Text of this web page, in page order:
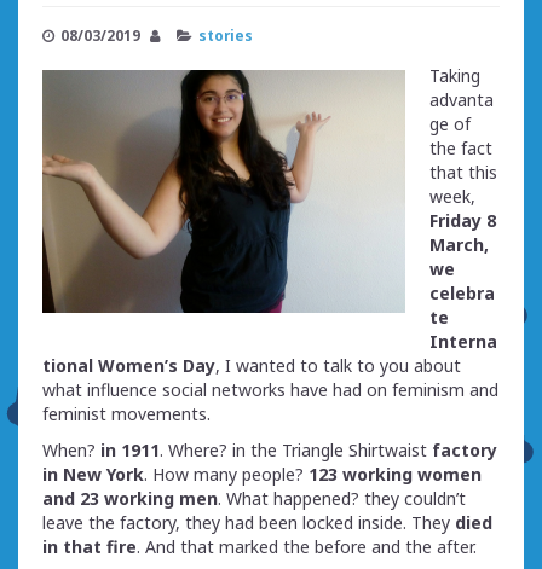
08/03/2019 stories
Taking
advanta
ge of
the fact
that this
week,
Friday 8
March,
we
celebra
te
Interna
tional Women’s Day, I wanted to talk to you about
what influence social networks have had on feminism and
feminist movements.
When? in 1911. Where? in the Triangle Shirtwaist factory
in New York. How many people? 123 working women
and 23 working men. What happened? they couldn’t
leave the factory, they had been locked inside. They died
in that fire. And that marked the before and the after.